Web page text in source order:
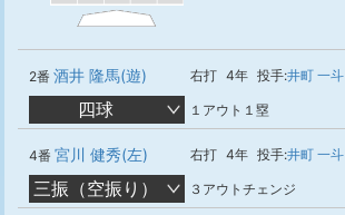
2番 酒井 隆馬(遊) 右打 4年 投手:井町 一斗
四球 １アウト１塁
4番 宮川 健秀(左) 右打 4年 投手:井町 一斗
三振（空振り） ３アウトチェンジ